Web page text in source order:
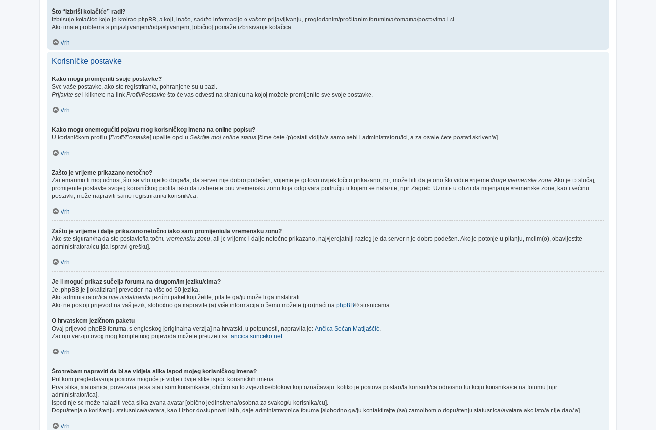
Što “Izbriši kolačiće” radi?
Izbrisuje kolačiće koje je kreirao phpBB, a koji, inače, sadrže informacije o vašem prijavljivanju, pregledanim/pročitanim forumima/temama/postovima i sl.
Ako imate problema s prijavljivanjem/odjavljivanjem, [obično] pomaže izbrisivanje kolačića.
Vrh
Korisničke postavke
Kako mogu promijeniti svoje postavke?
Sve vaše postavke, ako ste registriran/a, pohranjene su u bazi.
Prijavite se i kliknete na link Profil/Postavke što će vas odvesti na stranicu na kojoj možete promijenite sve svoje postavke.
Vrh
Kako mogu onemogućiti pojavu mog korisničkog imena na online popisu?
U korisničkom profilu [Profil/Postavke] upalite opciju Sakrijte moj online status [čime ćete (p)ostati vidljiv/a samo sebi i administratoru/ici, a za ostale ćete postati skriven/a].
Vrh
Zašto je vrijeme prikazano netočno?
Zanemarimo li mogućnost, što se vrlo rijetko događa, da server nije dobro podešen, vrijeme je gotovo uvijek točno prikazano, no, može biti da je ono što vidite vrijeme druge vremenske zone. Ako je to slučaj,
promijenite postavke svojeg korisničkog profila tako da izaberete onu vremensku zonu koja odgovara području u kojem se nalazite, npr. Zagreb. Uzmite u obzir da mijenjanje vremenske zone, kao i većinu
postavki, može napraviti samo registrirani/a korisnik/ca.
Vrh
Zašto je vrijeme i dalje prikazano netočno iako sam promijenio/la vremensku zonu?
Ako ste siguran/na da ste postavio/la točnu vremensku zonu, ali je vrijeme i dalje netočno prikazano, najvjerojatniji razlog je da server nije dobro podešen. Ako je potonje u pitanju, molim(o), obavijestite
administratora/icu [da ispravi grešku].
Vrh
Je li moguć prikaz sučelja foruma na drugom/im jeziku/cima?
Je. phpBB je [lokaliziran] preveden na više od 50 jezika.
Ako administrator/ica nije instalirao/la jezični paket koji želite, pitajte ga/ju može li ga instalirati.
Ako ne postoji prijevod na vaš jezik, slobodno ga napravite (a) više informacija o čemu možete (pro)naći na phpBB® stranicama.
O hrvatskom jezičnom paketu
Ovaj prijevod phpBB foruma, s engleskog [originalna verzija] na hrvatski, u potpunosti, napravila je: Ančica Sečan Matijaščić.
Zadnju verziju ovog mog kompletnog prijevoda možete preuzeti sa: ancica.sunceko.net.
Vrh
Što trebam napraviti da bi se vidjela slika ispod mojeg korisničkog imena?
Prilikom pregledavanja postova moguće je vidjeti dvije slike ispod korisničkih imena.
Prva slika, statusnica, povezana je sa statusom korisnika/ce; obično su to zvjezdice/blokovi koji označavaju: koliko je postova postao/la korisnik/ca odnosno funkciju korisnika/ce na forumu [npr.
administrator/ica].
Ispod nje se može nalaziti veća slika zvana avatar [obično jedinstvena/osobna za svakog/u korisnika/cu].
Dopuštenja o korištenju statusnica/avatara, kao i izbor dostupnosti istih, daje administrator/ica foruma [slobodno ga/ju kontaktirajte (sa) zamolbom o dopuštenju statusnica/avatara ako isto/a nije dao/la].
Vrh